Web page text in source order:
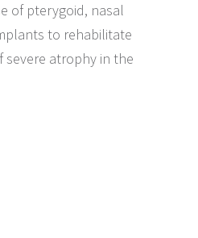
of pterygoid, nasal
to rehabilitate
severe atrophy in the